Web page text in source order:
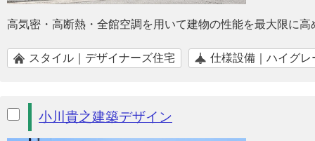
高気密・高断熱・全館空調を用いて建物の性能を最大限に
スタイル｜デザイナーズ住宅 仕様設備｜ハイグレ
小川貴之建築デザイン